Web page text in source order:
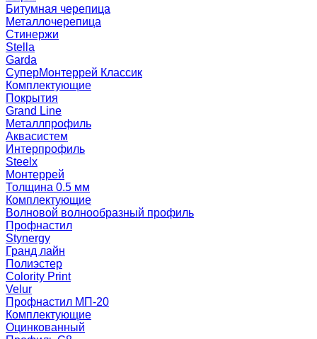
Битумная черепица
Металлочерепица
Стинержи
Stella
Garda
СуперМонтеррей Классик
Комплектующие
Покрытия
Grand Line
Металлпрофиль
Аквасистем
Интерпрофиль
Steelx
Монтеррей
Толщина 0.5 мм
Комплектующие
Волновой волнообразный профиль
Профнастил
Stynergy
Гранд лайн
Полиэстер
Colority Print
Velur
Профнастил МП-20
Комплектующие
Оцинкованный